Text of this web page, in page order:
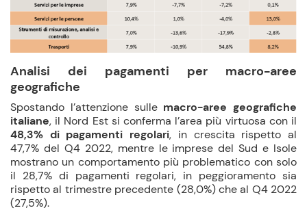
Analisi dei pagamenti per macro-aree
geografiche
Spostando l’attenzione sulle macro-aree geografiche
italiane, il Nord Est si conferma l’area più virtuosa con il
48,3% di pagamenti regolari, in crescita rispetto al
47,7% del Q4 2022, mentre le imprese del Sud e Isole
mostrano un comportamento più problematico con solo
il 28,7% di pagamenti regolari, in peggioramento sia
rispetto al trimestre precedente (28,0%) che al Q4 2022
(27,5%).